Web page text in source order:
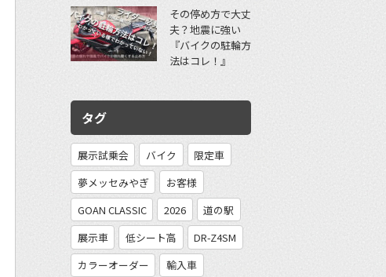
その停め方で大丈
夫？地震に強い
『バイクの駐輪方
法はコレ！』
タグ
展示試乗会 バイク
限定車
夢メッセみやぎ
お客様
GOAN CLASSIC
2026
道の駅
展示車
低シート高
DR-Z4SM
カラーオーダー
輸入車